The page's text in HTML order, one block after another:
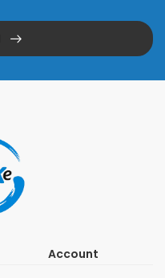
Account